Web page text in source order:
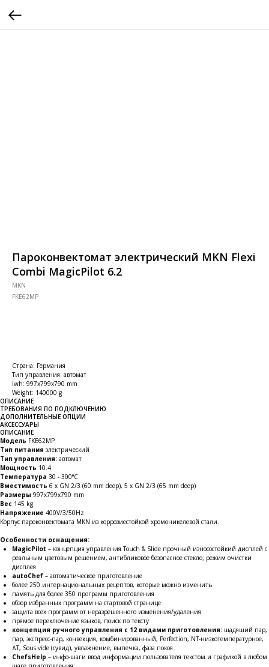
Пароконвектомат электрический MKN Flexi
Combi MagicPilot 6.2
MKN
FKE62MP
Страна: Германия
Тип управления: автомат
lwh: 997x799x790 mm
Weight: 140000 g
ОПИСАНИЕ
ТРЕБОВАНИЯ ПО ПОДКЛЮЧЕНИЮ
ДОПОЛНИТЕЛЬНЫЕ ОПЦИИ
АКСЕССУАРЫ
ОПИСАНИЕ
Модель FKE62MP
Тип питанияэлектрический
Тип управления: автомат
Мощность 10.4
Температура 30 - 300°C
Вместимость 6 x GN 2/3 (60 mm deep), 5 x GN 2/3 (65 mm deep)
Размеры 997x799x790 mm
Вес 145 kg
Напряжение 400V/3/50Hz
Корпус пароконвектомата MKN из коррозиестойкой хромоникелевой стали.
Особенности оснащения:
MagicPilot – концепция управления Touch & Slide прочный износостойкий дисплей с
реальным цветовым решением, антибликовое безопасное стекло; режим очистки
дисплея
autoChef – автоматическое приготовление
более 250 интернациональных рецептов, которые можно изменить
память для более 350 программ приготовления
обзор избранных программ на стартовой странице
защита всех программ от неразрешенного изменения/удаления
прямое переключение языков, поиск по тексту
концепция ручного управления с 12 видами приготовления: щадяший пар,
пар, экспресс-пар, конвекция, комбинированный, Perfection, NT-низкотемпературное,
ΔT, Sous vide (сувид), увлажнение, выпечка, фаза покоя
ChefsHelp – инфо-шаги ввод информации пользователя текстом и графикой в любом